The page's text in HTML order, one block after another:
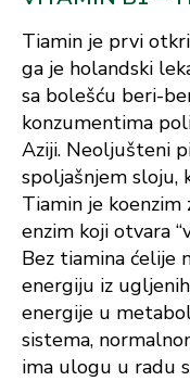
Tiamin je prvi
ga je holandski
sa bolešću beri-
konzumentima
Aziji. Neoljušteni
spoljašnjem sloju,
Tiamin je
enzim koji otvara
Bez tiamina ćelije
energiju iz
energije u
sistema,
ima ulogu u radu